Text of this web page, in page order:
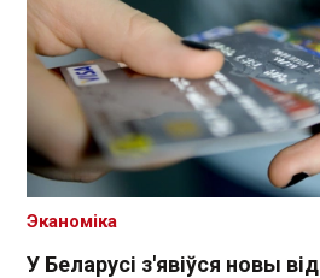
У Беларусі з'явіўся новы
Эканоміка